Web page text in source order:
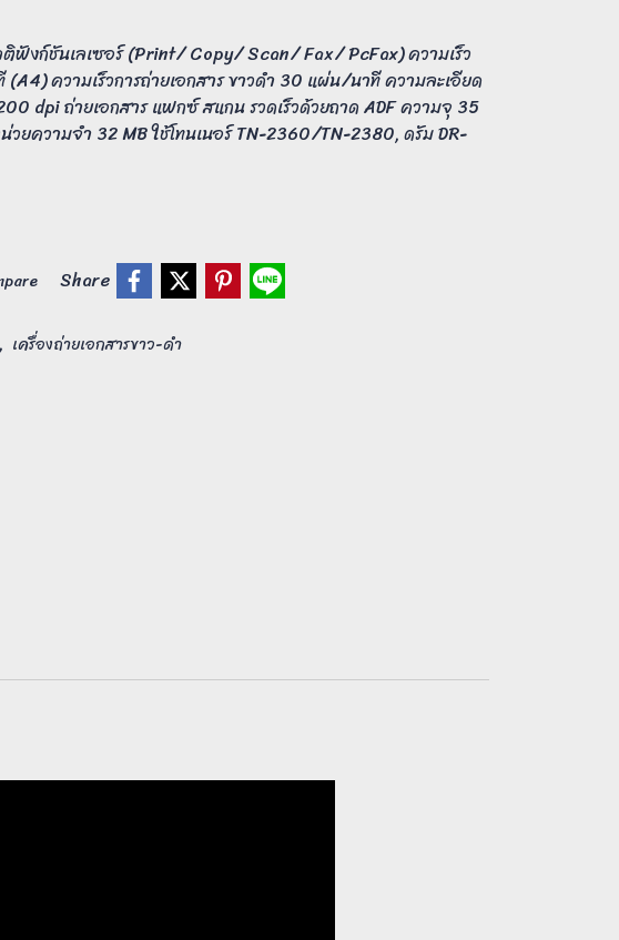
ฟังก์ชันเลเซอร์ (Print/ Copy/ Scan/ Fax/ PcFax) ความเร็ว
ความเร็วการถ่ายเอกสาร ขาวดำ 30 แผ่น/นาที ความละเอียด
dpi ถ่ายเอกสาร แฟกซ์ สแกน รวดเร็วด้วยถาด ADF ความจุ 35
ความจำ 32 MB ใช้โทนเนอร์ TN-2360/TN-2380, ดรัม DR-
Share
, เครื่องถ่ายเอกสารขาว-ดำ